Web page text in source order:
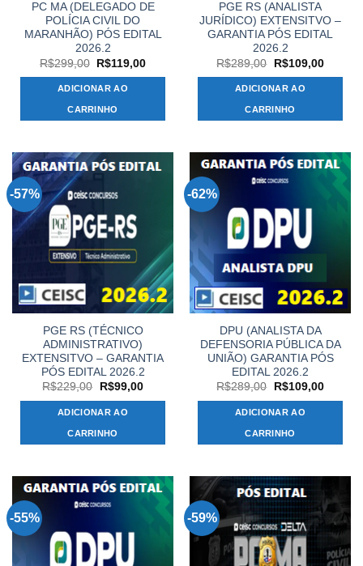
PC MA (DELEGADO DE
POLÍCIA CIVIL DO
MARANHÃO) PÓS EDITAL
2026.2
R$299,00
O
original
era:
R$299,00.
R$119,00O
ADICIONAR AO
CARRINHO
PGE RS (ANALISTA
JURÍDICO) EXTENSITVO –
GARANTIA PÓS EDITAL
2026.2
R$289,00
O
original
era:
R$289,00.
R$109,00O
ADICIONAR AO
CARRINHO
-57%
PGE RS (TÉCNICO
ADMINISTRATIVO)
EXTENSITVO – GARANTIA
PÓS EDITAL 2026.2
R$229,00
O
original
era:
R$229,00.
R$99,00O
ADICIONAR AO
CARRINHO
-62%
DPU (ANALISTA DA
DEFENSORIA PÚBLICA DA
UNIÃO) GARANTIA PÓS
EDITAL 2026.2
R$289,00
O
original
era:
R$289,00.
R$109,00O
ADICIONAR AO
CARRINHO
-55% -59%